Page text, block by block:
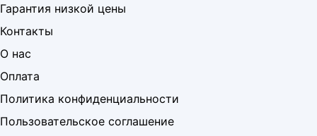
Гарантия низкой цены
Контакты
О нас
Оплата
Политика конфиденциальности
Пользовательское соглашение